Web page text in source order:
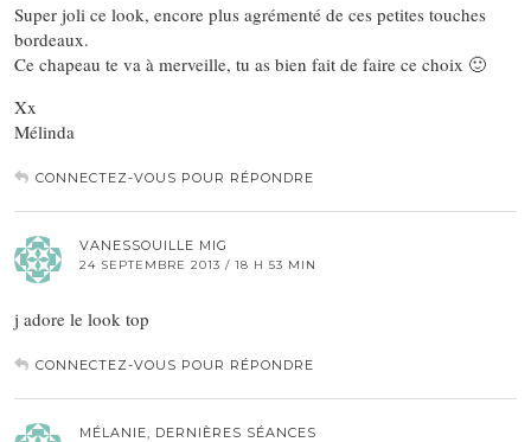
Super joli ce look, encore plus agrémenté de ces petites touches
bordeaux.
Ce chapeau te va à merveille, tu as bien fait de faire ce choix 🙂
Xx
Mélinda
CONNECTEZ-VOUS POUR RÉPONDRE
VANESSOUILLE MIG
24 SEPTEMBRE 2013 / 18 H 53 MIN
j adore le look top
CONNECTEZ-VOUS POUR RÉPONDRE
MÉLANIE, DERNIÈRES SÉANCES